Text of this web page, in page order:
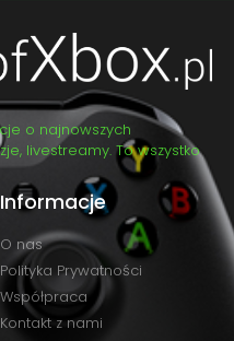
o najnowszych
livestreamy. To wszystko
Informacje
O nas
Polityka Prywatności
Współpraca
Kontakt z nami